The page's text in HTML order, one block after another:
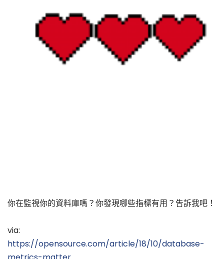
你在監視你的資料庫嗎？你發現哪些指標有用？告訴我吧！
via:
https://opensource.com/article/18/10/database-